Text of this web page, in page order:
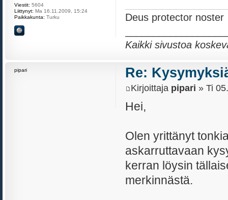
Deus protector noster
Kaikki sivustoa
Viestit: 5604
Liittynyt: Ma 16.11.2009, 15:24
Paikkakunta: Turku
Re:
Kirjoittaja pipari » Ti
Hei,
Olen yrittänyt
askarruttavaan
kerran löysin
merkinnästä.
pipari